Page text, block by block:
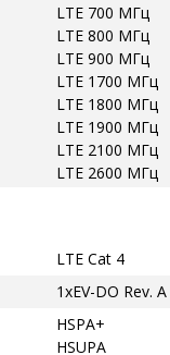
LTE 700 МГц
LTE 800 МГц
LTE 900 МГц
LTE 1700 МГц
LTE 1800 МГц
LTE 1900 МГц
LTE 2100 МГц
LTE 2600 МГц
LTE Cat 4
1xEV-DO Rev. A
HSPA+
HSUPA